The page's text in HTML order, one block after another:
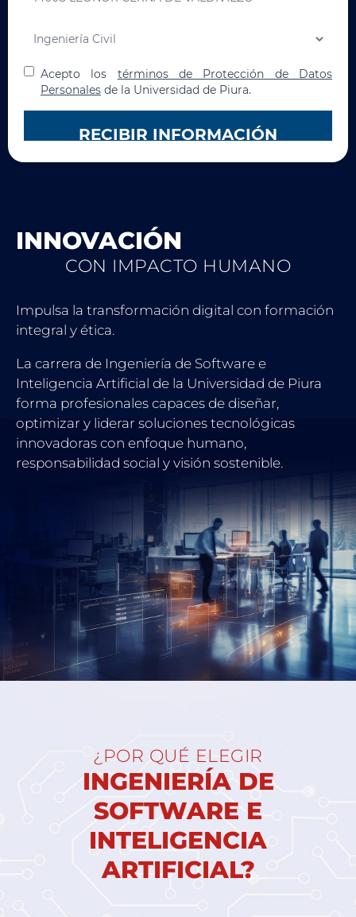
INNOVACIÓN
CON IMPACTO HUMANO
Impulsa la transformación digital con formación
integral y ética.
La carrera de Ingeniería de Software e
Inteligencia Artificial de la Universidad de Piura
forma profesionales capaces de diseñar,
optimizar y liderar soluciones tecnológicas
innovadoras con enfoque humano,
responsabilidad social y visión sostenible.
¿POR QUÉ ELEGIR
INGENIERÍA DE
SOFTWARE E
INTELIGENCIA
ARTIFICIAL?